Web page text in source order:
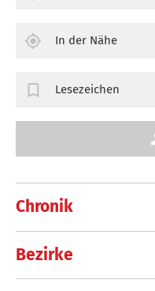
Chronik
Bezirke
In der Nähe
Lesezeichen